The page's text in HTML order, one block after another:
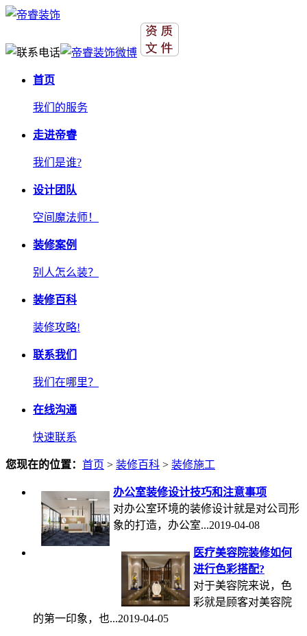
首页
我们的服务
走进帝睿
我们是谁?
设计团队
空间魔法师！
装修案例
别人怎么装？
装修百科
装修攻略!
联系我们
我们在哪里？
在线沟通
快速联系
您现在的位置： 首页 > 装修百科 > 装修施工
办公室装修设计技巧和注意事项
对办公室环境的装修设计就是对公司形
象的打造，办公室...2019-04-08
医疗美容院装修如何
进行色彩搭配?
对于美容院来说，色
彩就是顾客对美容院
的第一印象，也...2019-04-05